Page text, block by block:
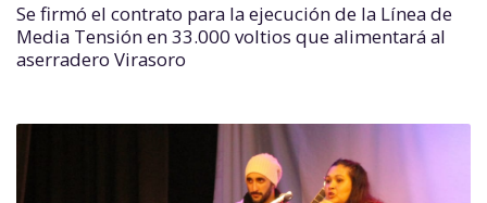
Se firmó el contrato para la ejecución de la Línea de
Media Tensión en 33.000 voltios que alimentará al
aserradero Virasoro